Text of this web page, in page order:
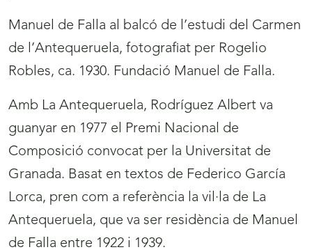
Manuel de Falla al balcó de l’estudi del Carmen
de l’Antequeruela, fotografiat per Rogelio
Robles, ca. 1930. Fundació Manuel de Falla.
Amb La Antequeruela, Rodríguez Albert va
guanyar en 1977 el Premi Nacional de
Composició convocat per la Universitat de
Granada. Basat en textos de Federico García
Lorca, pren com a referència la vil·la de La
Antequeruela, que va ser residència de Manuel
de Falla entre 1922 i 1939.